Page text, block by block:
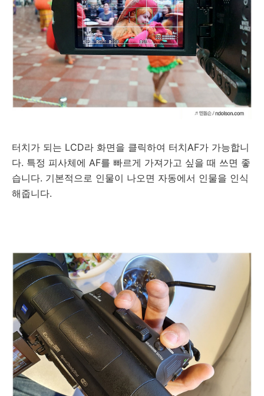
터치가 되는 LCD라 화면을 클릭하여 터치AF가 가능합니
다. 특정 피사체에 AF를 빠르게 가져가고 싶을 때 쓰면 좋
습니다. 기본적으로 인물이 나오면 자동에서 인물을 인식
해줍니다.